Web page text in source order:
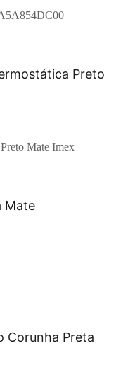
Mate Imex